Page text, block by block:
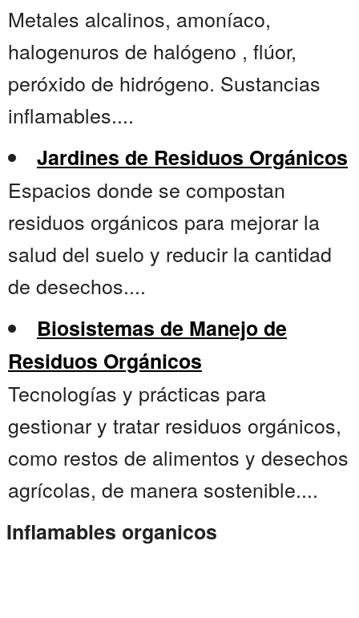
Metales alcalinos, amoníaco,
halogenuros de halógeno , flúor,
peróxido de hidrógeno. Sustancias
inflamables....
Jardines de Residuos Orgánicos
Espacios donde se compostan
residuos orgánicos para mejorar la
salud del suelo y reducir la cantidad
de desechos....
Biosistemas de Manejo de
Residuos Orgánicos
Tecnologías y prácticas para
gestionar y tratar residuos orgánicos,
como restos de alimentos y desechos
agrícolas, de manera sostenible....
Inflamables organicos